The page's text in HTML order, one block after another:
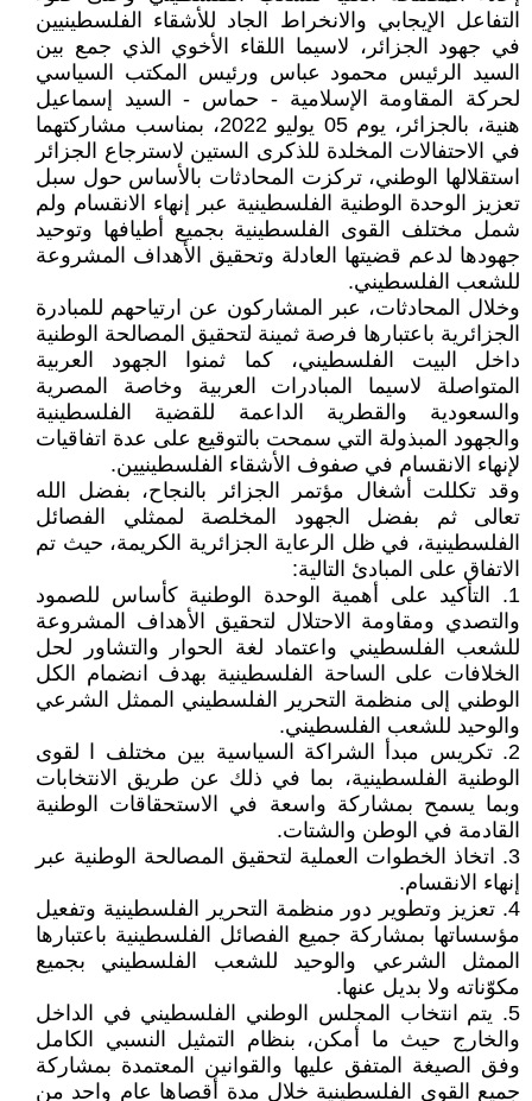
التفاعل الإيجابي والانخراط الجاد للأشقاء الفلسطينيين
في جهود الجزائر، لاسيما اللقاء الأخوي الذي جمع بين
السيد الرئيس محمود عباس ورئيس المكتب السياسي
لحركة المقاومة الإسلامية - حماس - السيد إسماعيل
هنية، بالجزائر، يوم 05 يوليو 2022، بمناسب مشاركتهما
في الاحتفالات المخلدة للذكرى الستين لاسترجاع الجزائر
استقلالها الوطني، تركزت المحادثات بالأساس حول سبل
تعزيز الوحدة الوطنية الفلسطينية عبر إنهاء الانقسام ولم
شمل مختلف القوى الفلسطينية بجميع أطيافها وتوحيد
جهودها لدعم قضيتها العادلة وتحقيق الأهداف المشروعة
للشعب الفلسطيني.
وخلال المحادثات، عبر المشاركون عن ارتياحهم للمبادرة
الجزائرية باعتبارها فرصة ثمينة لتحقيق المصالحة الوطنية
داخل البيت الفلسطيني، كما ثمنوا الجهود العربية
المتواصلة لاسيما المبادرات العربية وخاصة المصرية
والسعودية والقطرية الداعمة للقضية الفلسطينية
والجهود المبذولة التي سمحت بالتوقيع على عدة اتفاقيات
لإنهاء الانقسام في صفوف الأشقاء الفلسطينيين.
وقد تكللت أشغال مؤتمر الجزائر بالنجاح، بفضل الله
تعالى ثم بفضل الجهود المخلصة لممثلي الفصائل
الفلسطينية، في ظل الرعاية الجزائرية الكريمة، حيث تم
الاتفاق على المبادئ التالية:
1. التأكيد على أهمية الوحدة الوطنية كأساس للصمود
والتصدي ومقاومة الاحتلال لتحقيق الأهداف المشروعة
للشعب الفلسطيني واعتماد لغة الحوار والتشاور لحل
الخلافات على الساحة الفلسطينية بهدف انضمام الكل
الوطني إلى منظمة التحرير الفلسطيني الممثل الشرعي
والوحيد للشعب الفلسطيني.
2. تكريس مبدأ الشراكة السياسية بين مختلف ا لقوى
الوطنية الفلسطينية، بما في ذلك عن طريق الانتخابات
وبما يسمح بمشاركة واسعة في الاستحقاقات الوطنية
القادمة في الوطن والشتات.
3. اتخاذ الخطوات العملية لتحقيق المصالحة الوطنية عبر
إنهاء الانقسام.
4. تعزيز وتطوير دور منظمة التحرير الفلسطينية وتفعيل
مؤسساتها بمشاركة جميع الفصائل الفلسطينية باعتبارها
الممثل الشرعي والوحيد للشعب الفلسطيني بجميع
مكوّناته ولا بديل عنها.
5. يتم انتخاب المجلس الوطني الفلسطيني في الداخل
والخارج حيث ما أمكن، بنظام التمثيل النسبي الكامل
وفق الصيغة المتفق عليها والقوانين المعتمدة بمشاركة
جميع القوى الفلسطينية خلال مدة أقصاها عام واحد من